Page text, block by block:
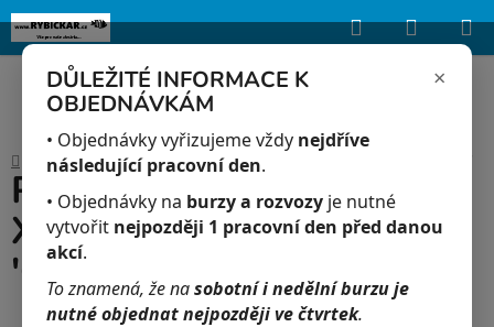
×
DŮLEŽITÉ INFORMACE K
OBJEDNÁVKÁM
• Objednávky vyřizujeme vždy nejdříve
následující pracovní den.
• Objednávky na burzy a rozvozy je nutné
vytvořit nejpozději 1 pracovní den před danou
akcí.
To znamená, že nasobotní i nedělní burzu je
nutné objednat nejpozději ve čtvrtek.
Upozorňujeme, že uvedená skladová dostupnost je orientační a může se
lišit podle aktuálních objednávek a prodeje v reálném čase.
obsah
Hledat
KOŠÍK
DomůAkvaristika / Plata Korálová - Xiphophorus maculatus 'Coral'
Plata Korálová -
Xiphophorus maculatus
'Coral'